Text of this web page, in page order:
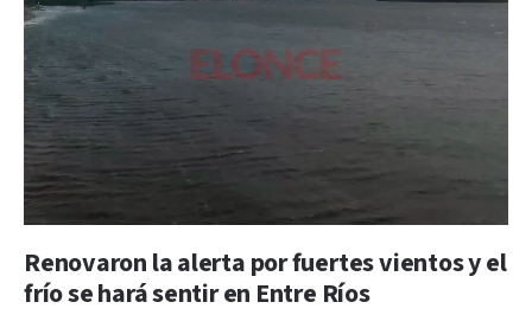
Renovaron la alerta por fuertes vientos y el
frío se hará sentir en Entre Ríos